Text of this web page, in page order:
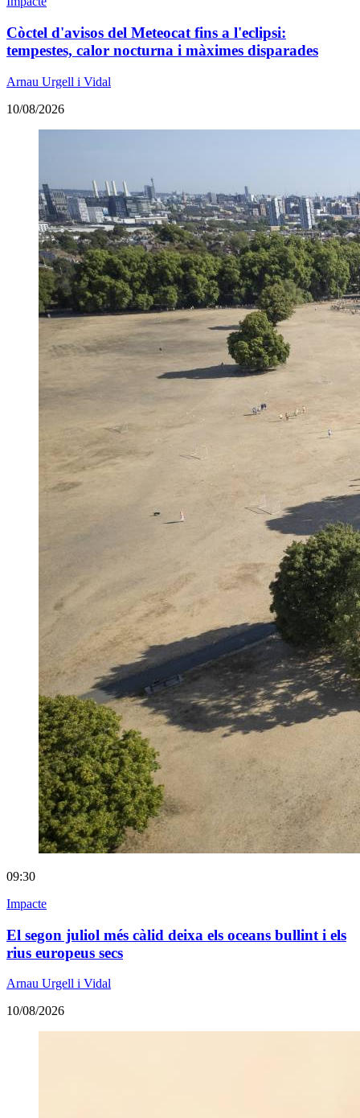
Còctel d'avisos del Meteocat fins a l'eclipsi:
tempestes, calor nocturna i màximes disparades
Arnau Urgell i Vidal
10/08/2026
09:30
Impacte
El segon juliol més càlid deixa els oceans bullint i els
rius europeus secs
Arnau Urgell i Vidal
10/08/2026